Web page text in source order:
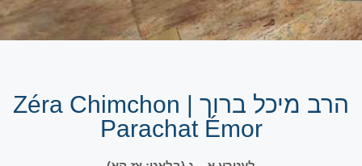
הרב מיכל ברוך | Zéra Chimchon
Parachat Émor